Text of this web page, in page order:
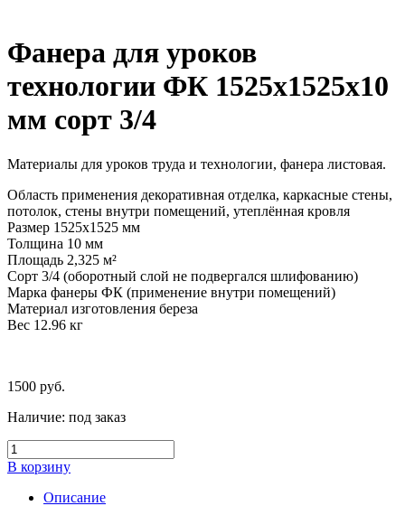
Фанера для уроков
технологии ФК 1525х1525х10
мм сорт 3/4
Материалы для уроков труда и технологии, фанера листовая.
Область применения декоративная отделка, каркасные стены,
потолок, стены внутри помещений, утеплённая кровля
Размер 1525х1525 мм
Толщина 10 мм
Площадь 2,325 м²
Сорт 3/4 (оборотный слой не подвергался шлифованию)
Марка фанеры ФК (применение внутри помещений)
Материал изготовления береза
Вес 12.96 кг
1500 руб.
Наличие: под заказ
В корзину
Описание